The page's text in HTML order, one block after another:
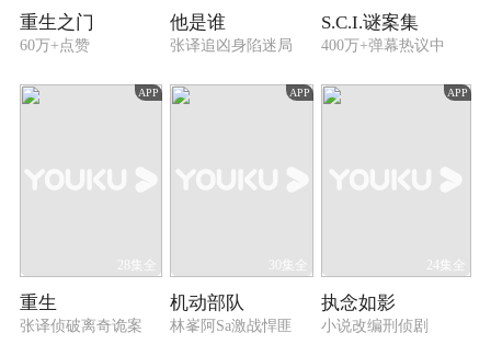
重生之门
60万+点赞
他是谁
张译追凶身陷迷局
S.C.I.谜案集
400万+弹幕热议中
APP
28集全
重生
张译侦破离奇诡案
APP
30集全
机动部队
林峯阿Sa激战悍匪
APP
24集全
执念如影
小说改编刑侦剧